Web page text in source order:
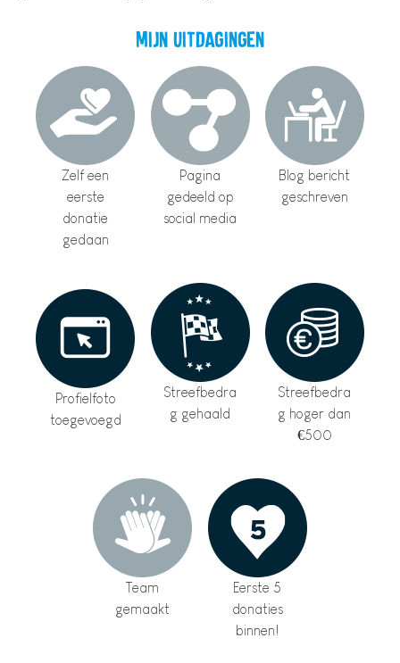
Mijn uitdagingen
Zelf een
eerste
donatie
gedaan
Pagina
gedeeld op
social media
Blog bericht
geschreven
Profielfoto
toegevoegd
Streefbedra
g gehaald
Streefbedra
g hoger dan
€500
Team
gemaakt
Eerste 5
donaties
binnen!